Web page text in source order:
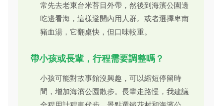
常先去老東台米苔目外帶，然後到海濱公園邊
吃邊看海，這樣避開內用人群。或者選擇卑南
豬血湯，它翻桌快，但口味較重。
帶小孩或長輩，行程需要調整嗎？
小孩可能對故事館沒興趣，可以縮短停留時
間，增加海濱公園散步。長輩走路慢，我建議